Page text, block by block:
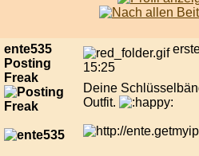
ente535
Posting
Freak
15:25
Deine
Outfit.